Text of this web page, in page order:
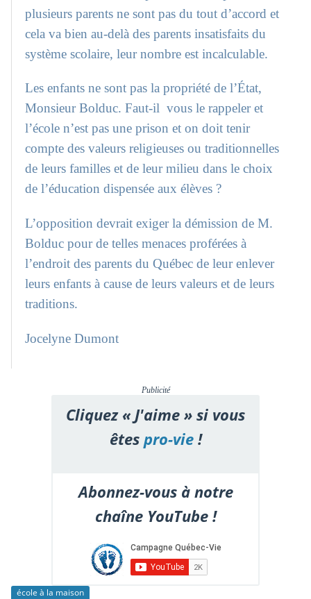
plusieurs parents ne sont pas du tout d’accord et
cela va bien au-delà des parents insatisfaits du
système scolaire, leur nombre est incalculable.
Les enfants ne sont pas la propriété de l’État,
Monsieur Bolduc. Faut-il vous le rappeler et
l’école n’est pas une prison et on doit tenir
compte des valeurs religieuses ou traditionnelles
de leurs familles et de leur milieu dans le choix
de l’éducation dispensée aux élèves ?
L’opposition devrait exiger la démission de M.
Bolduc pour de telles menaces proférées à
l’endroit des parents du Québec de leur enlever
leurs enfants à cause de leurs valeurs et de leurs
traditions.
Jocelyne Dumont
Publicité
Cliquez « J'aime » si vous
êtespro-vie!
Abonnez-vous à notre
chaîne YouTube !
école à la maison